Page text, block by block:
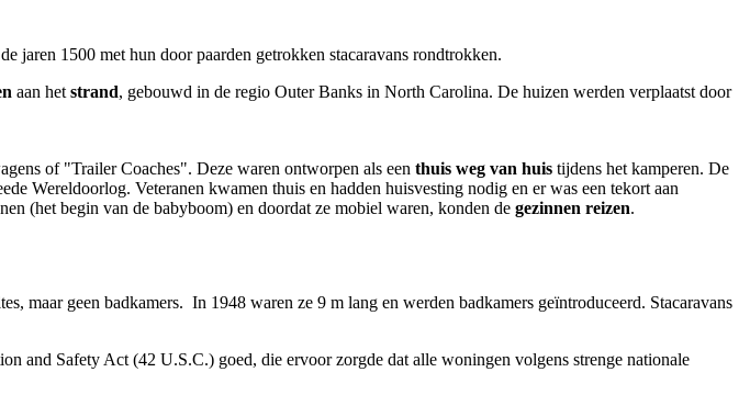
jaren 1500 met hun door paarden getrokken stacaravans rondtrokken.
aan het strand, gebouwd in de regio Outer Banks in North Carolina. De huizen werden verplaatst door
of "Trailer Coaches". Deze waren ontworpen als een thuis weg van huis tijdens het kamperen. De
Wereldoorlog. Veteranen kwamen thuis en hadden huisvesting nodig en er was een tekort aan
(het begin van de babyboom) en doordat ze mobiel waren, konden de gezinnen reizen.
maar geen badkamers. In 1948 waren ze 9 m lang en werden badkamers geïntroduceerd. Stacaravans
and Safety Act (42 U.S.C.) goed, die ervoor zorgde dat alle woningen volgens strenge nationale